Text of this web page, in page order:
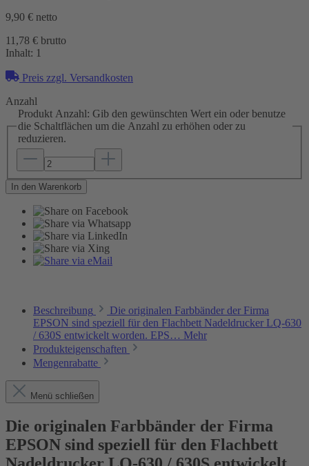
9,90 € netto
11,78 € brutto
Inhalt: 1
Preis zzgl. Versandkosten
Anzahl
Produkt Anzahl: Gib den gewünschten Wert ein oder benutze
die Schaltflächen um die Anzahl zu erhöhen oder zu
reduzieren.
In den Warenkorb
Beschreibung
Die originalen Farbbänder der Firma
EPSON sind speziell für den Flachbett Nadeldrucker LQ-630
/ 630S entwickelt worden. EPS… Mehr
Produkteigenschaften
Mengenrabatte
Menü schließen
Die originalen Farbbänder der Firma
EPSON sind speziell für den Flachbett